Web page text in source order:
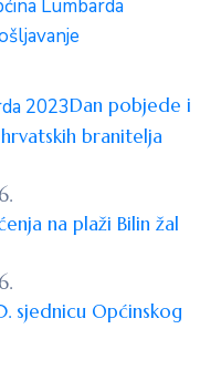
Dan pobjede i
branitelja
na plaži Bilin žal
sjednicu Općinskog